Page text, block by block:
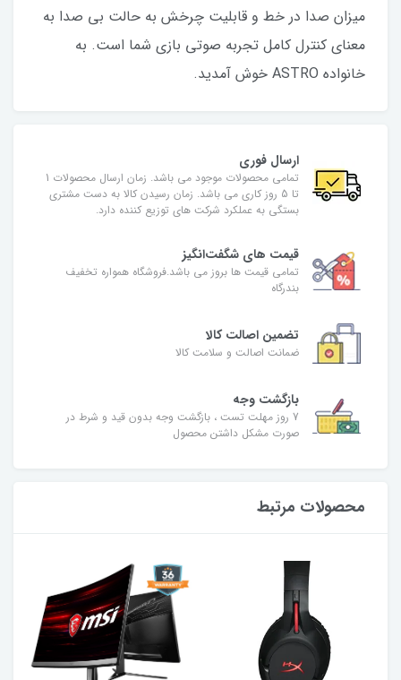
میزان صدا در خط و قابلیت چرخش به حالت بی صدا به
معنای کنترل کامل تجربه صوتی بازی شما است. به
خانواده ASTRO خوش آمدید.
ارسال فوری
تمامی محصولات موجود می باشد. زمان ارسال محصولات 1
تا 5 روز کاری می باشد. زمان رسیدن کالا به دست مشتری
بستگی به عملکرد شرکت های توزیع کننده دارد.
قیمت های شگفت‌انگیز
تمامی قیمت ها بروز می باشد.فروشگاه همواره تخفیف
بندرگاه
تضمین اصالت کالا
ضمانت اصالت و سلامت کالا
بازگشت وجه
7 روز مهلت تست ، بازگشت وجه بدون قید و شرط در
صورت مشکل داشتن محصول
محصولات مرتبط